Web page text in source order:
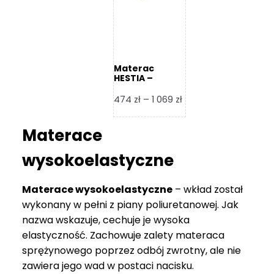
Materac
HESTIA –
474 zł – 1 069 złZakres
cen:
069 zł
Materace
wysokoelastyczne
Materace wysokoelastyczne – wkład został
wykonany w pełni z piany poliuretanowej. Jak
nazwa wskazuje, cechuje je wysoka
elastyczność. Zachowuje zalety materaca
sprężynowego poprzez odbój zwrotny, ale nie
zawiera jego wad w postaci nacisku.